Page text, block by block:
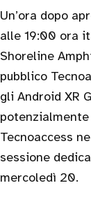
Un’ora dopo
alle 19:00 ora
Shoreline
pubblico
gli Android XR
Tecnoaccess
sessione
mercoledì 20.